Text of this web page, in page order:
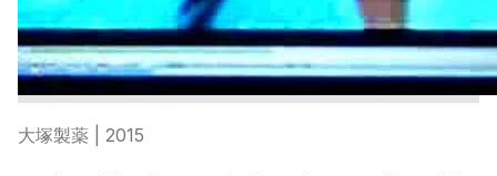
大塚製薬 | 2015